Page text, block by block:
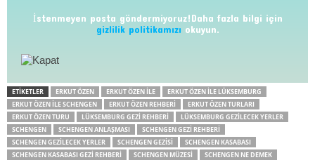
İstenmeyen posta göndermiyoruz!Daha fazla bilgi için
gizlilik politikamızı okuyun.
ETIKETLER ERKUT ÖZEN ERKUT ÖZEN ILE
ERKUT ÖZEN ILE LÜKSEMBURG
ERKUT ÖZEN ILE SCHENGEN
ERKUT ÖZEN REHBERI
ERKUT ÖZEN TURLARI
ERKUT ÖZEN TURU
LÜKSEMBURG GEZI REHBERI
LÜKSEMBURG GEZILECEK YERLER
SCHENGEN
SCHENGEN ANLAŞMASI
SCHENGEN GEZI REHBERI
SCHENGEN GEZILECEK YERLER
SCHENGEN GEZISI
SCHENGEN KASABASI
SCHENGEN KASABASI GEZI REHBERI
SCHENGEN MÜZESI
SCHENGEN NE DEMEK